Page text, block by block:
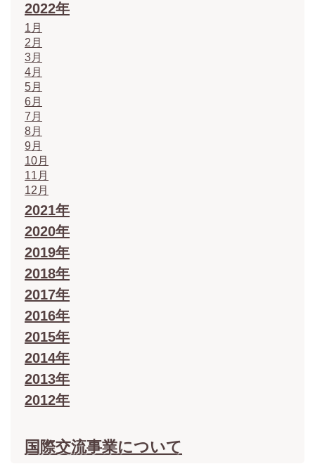
2022年
1月
2月
3月
4月
5月
6月
7月
8月
9月
10月
11月
12月
2021年
2020年
2019年
2018年
2017年
2016年
2015年
2014年
2013年
2012年
国際交流事業について